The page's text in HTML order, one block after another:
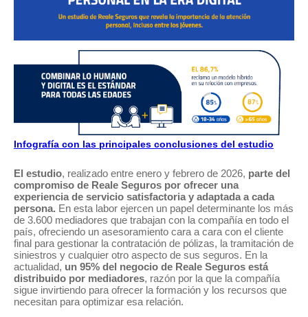
Infografía con las principales conclusiones del estudio
El estudio, realizado entre enero y febrero de 2026, parte del
compromiso de Reale Seguros por ofrecer una
experiencia de servicio satisfactoria y adaptada a cada
persona. En esta labor ejercen un papel determinante los más
de 3.600 mediadores que trabajan con la compañía en todo el
país, ofreciendo un asesoramiento cara a cara con el cliente
final para gestionar la contratación de pólizas, la tramitación de
siniestros y cualquier otro aspecto de sus seguros. En la
actualidad, un 95% del negocio de Reale Seguros está
distribuido por mediadores, razón por la que la compañía
sigue invirtiendo para ofrecer la formación y los recursos que
necesitan para optimizar esa relación.